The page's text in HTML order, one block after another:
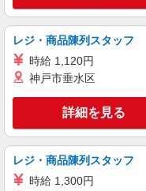
レジ・商品陳列スタッフ
時給 1,120円
神戸市垂水区
詳細を見る
レジ・商品陳列スタッフ
時給 1,300円